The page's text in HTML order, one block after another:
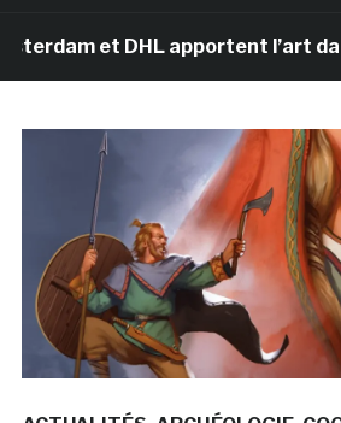
et DHL apportent l’art dans les